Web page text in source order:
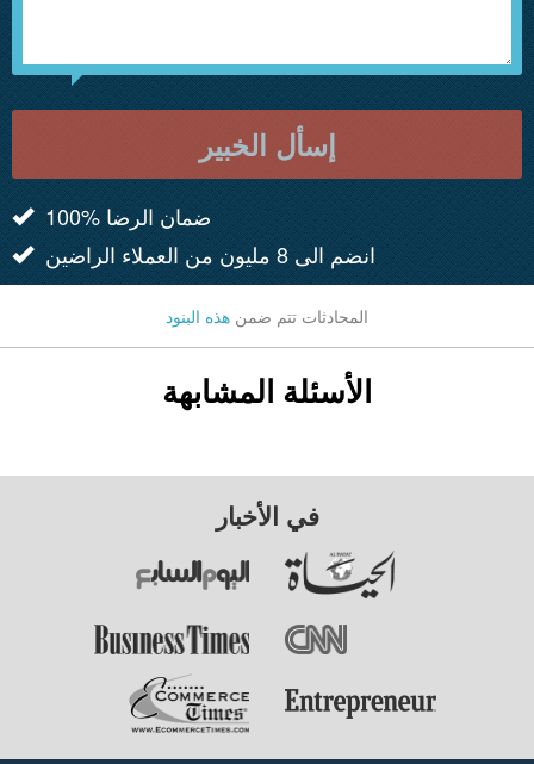
إسأل الخبير
100% ضمان الرضا
انضم الى 8 مليون من العملاء الراضين
المحادثات تتم ضمن هذه البنود
الأسئلة المشابهة
في الأخبار